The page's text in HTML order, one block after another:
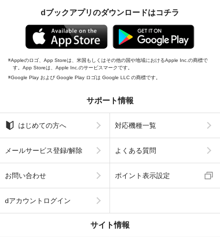
dブックアプリのダウンロードはコチラ
Appleのロゴ、App Storeは、米国もしくはその他の国や地域におけるApple Inc.の商標で
す。App Storeは、Apple Inc.のサービスマークです。
Google Play および Google Play ロゴは Google LLC の商標です。
サポート情報
はじめての方へ 対応機種一覧
メールサービス登録/解除 よくある質問
お問い合わせ ポイント表示設定
dアカウントログイン
サイト情報